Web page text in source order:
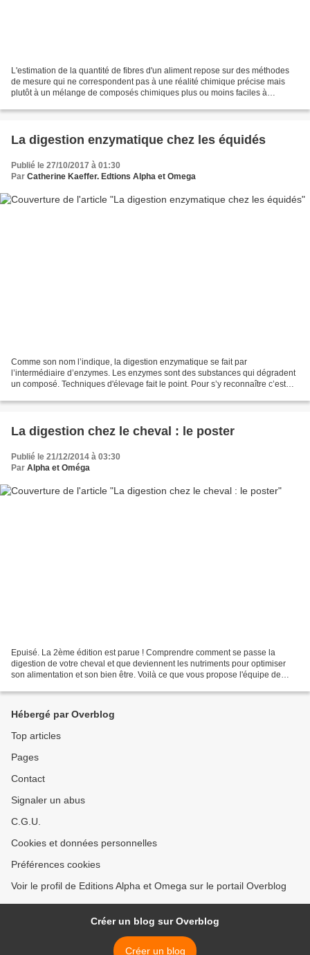
L'estimation de la quantité de fibres d'un aliment repose sur des méthodes
de mesure qui ne correspondent pas à une réalité chimique précise mais
plutôt à un mélange de composés chimiques plus ou moins faciles à
La digestion enzymatique chez les équidés
Publié le 27/10/2017 à 01:30
Par Catherine Kaeffer. Edtions Alpha et Omega
Comme son nom l’indique, la digestion enzymatique se fait par
l’intermédiaire d’enzymes. Les enzymes sont des substances qui dégradent
un composé. Techniques d'élevage fait le point. Pour s’y reconnaître c’est
La digestion chez le cheval : le poster
Publié le 21/12/2014 à 03:30
Par Alpha et Oméga
Epuisé. La 2ème édition est parue ! Comprendre comment se passe la
digestion de votre cheval et que deviennent les nutriments pour optimiser
son alimentation et son bien être. Voilà ce que vous propose l'équipe de
Hébergé par Overblog
Top articles
Pages
Contact
Signaler un abus
C.G.U.
Cookies et données personnelles
Préférences cookies
Voir le profil de Editions Alpha et Omega sur le portail Overblog
Créer un blog sur Overblog
Créer un blog